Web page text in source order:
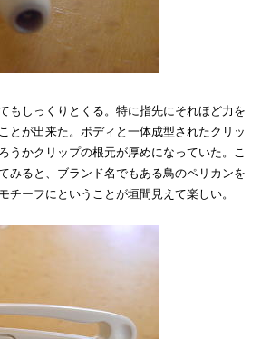
もしっくりとくる。特に指先にそれほど力を
とが出来た。ボディと一体成型されたクリッ
うかクリップの根元が厚めになっていた。こ
みると、ブランド名でもある鳥のペリカンを
チーフにということが垣間見えて楽しい。